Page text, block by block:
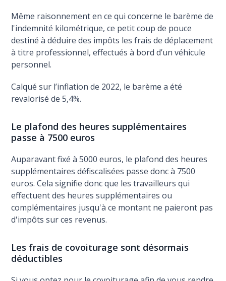
Même raisonnement en ce qui concerne le barème de
l'indemnité kilométrique, ce petit coup de pouce
destiné à déduire des impôts les frais de déplacement
à titre professionnel, effectués à bord d’un véhicule
personnel.
Calqué sur l’inflation de 2022, le barème a été
revalorisé de 5,4%.
Le plafond des heures supplémentaires
passe à 7500 euros
Auparavant fixé à 5000 euros, le plafond des heures
supplémentaires défiscalisées passe donc à 7500
euros. Cela signifie donc que les travailleurs qui
effectuent des heures supplémentaires ou
complémentaires jusqu'à ce montant ne paieront pas
d'impôts sur ces revenus.
Les frais de covoiturage sont désormais
déductibles